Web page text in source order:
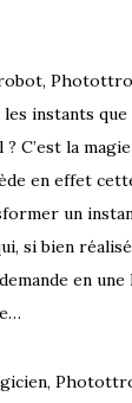
Photottro
instants que
C’est la
en effet
un
si bien
en